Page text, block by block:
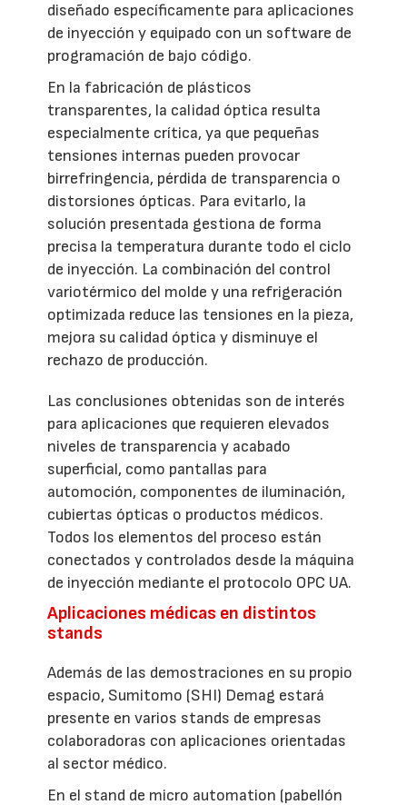
diseñado específicamente para aplicaciones
de inyección y equipado con un software de
programación de bajo código.
En la fabricación de plásticos
transparentes, la calidad óptica resulta
especialmente crítica, ya que pequeñas
tensiones internas pueden provocar
birrefringencia, pérdida de transparencia o
distorsiones ópticas. Para evitarlo, la
solución presentada gestiona de forma
precisa la temperatura durante todo el ciclo
de inyección. La combinación del control
variotérmico del molde y una refrigeración
optimizada reduce las tensiones en la pieza,
mejora su calidad óptica y disminuye el
rechazo de producción.
Las conclusiones obtenidas son de interés
para aplicaciones que requieren elevados
niveles de transparencia y acabado
superficial, como pantallas para
automoción, componentes de iluminación,
cubiertas ópticas o productos médicos.
Todos los elementos del proceso están
conectados y controlados desde la máquina
de inyección mediante el protocolo OPC UA.
Aplicaciones médicas en distintos
stands
Además de las demostraciones en su propio
espacio, Sumitomo (SHI) Demag estará
presente en varios stands de empresas
colaboradoras con aplicaciones orientadas
al sector médico.
En el stand de micro automation (pabellón